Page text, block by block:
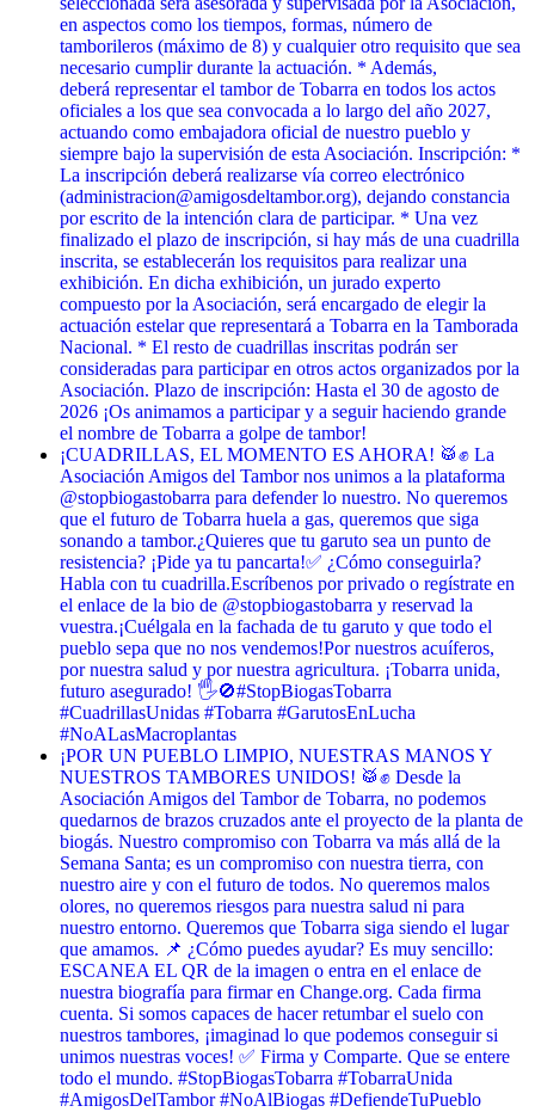
en aspectos como los tiempos, formas, número de
tamborileros (máximo de 8) y cualquier otro requisito que sea
necesario cumplir durante la actuación. * Además,
deberá representar el tambor de Tobarra en todos los actos
oficiales a los que sea convocada a lo largo del año 2027,
actuando como embajadora oficial de nuestro pueblo y
siempre bajo la supervisión de esta Asociación. Inscripción: *
La inscripción deberá realizarse vía correo electrónico
(administracion@amigosdeltambor.org), dejando constancia
por escrito de la intención clara de participar. * Una vez
finalizado el plazo de inscripción, si hay más de una cuadrilla
inscrita, se establecerán los requisitos para realizar una
exhibición. En dicha exhibición, un jurado experto
compuesto por la Asociación, será encargado de elegir la
actuación estelar que representará a Tobarra en la Tamborada
Nacional. * El resto de cuadrillas inscritas podrán ser
consideradas para participar en otros actos organizados por la
Asociación. Plazo de inscripción: Hasta el 30 de agosto de
2026 ¡Os animamos a participar y a seguir haciendo grande
el nombre de Tobarra a golpe de tambor!
¡CUADRILLAS, EL MOMENTO ES AHORA! 🥁✊ La
Asociación Amigos del Tambor nos unimos a la plataforma
@stopbiogastobarra para defender lo nuestro. No queremos
que el futuro de Tobarra huela a gas, queremos que siga
sonando a tambor. ​¿Quieres que tu garuto sea un punto de
resistencia? ¡Pide ya tu pancarta! ​✅ ¿Cómo conseguirla? ​
Habla con tu cuadrilla. ​Escríbenos por privado o regístrate en
el enlace de la bio de @stopbiogastobarra y reservad la
vuestra. ​¡Cuélgala en la fachada de tu garuto y que todo el
pueblo sepa que no nos vendemos! ​Por nuestros acuíferos,
por nuestra salud y por nuestra agricultura. ¡Tobarra unida,
futuro asegurado! 🖐️🚫 ​#StopBiogasTobarra
#CuadrillasUnidas #Tobarra #GarutosEnLucha
#NoALasMacroplantas
¡POR UN PUEBLO LIMPIO, NUESTRAS MANOS Y
NUESTROS TAMBORES UNIDOS! 🥁✊ Desde la
Asociación Amigos del Tambor de Tobarra, no podemos
quedarnos de brazos cruzados ante el proyecto de la planta de
biogás. Nuestro compromiso con Tobarra va más allá de la
Semana Santa; es un compromiso con nuestra tierra, con
nuestro aire y con el futuro de todos. No queremos malos
olores, no queremos riesgos para nuestra salud ni para
nuestro entorno. Queremos que Tobarra siga siendo el lugar
que amamos. 📌 ¿Cómo puedes ayudar? Es muy sencillo:
ESCANEA EL QR de la imagen o entra en el enlace de
nuestra biografía para firmar en Change.org. Cada firma
cuenta. Si somos capaces de hacer retumbar el suelo con
nuestros tambores, ¡imaginad lo que podemos conseguir si
unimos nuestras voces! ✅ Firma y Comparte. Que se entere
todo el mundo. #StopBiogasTobarra #TobarraUnida
#AmigosDelTambor #NoAlBiogas #DefiendeTuPueblo